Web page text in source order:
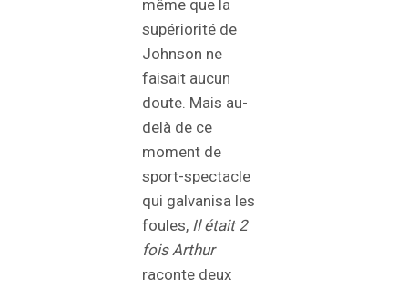
même que la
supériorité de
Johnson ne
faisait aucun
doute. Mais au-
delà de ce
moment de
sport-spectacle
qui galvanisa les
foules, Il était 2
fois Arthur
raconte deux